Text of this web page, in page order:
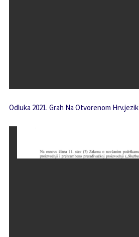
Odluka 2021. Grah Na Otvorenom Hrv.jezik